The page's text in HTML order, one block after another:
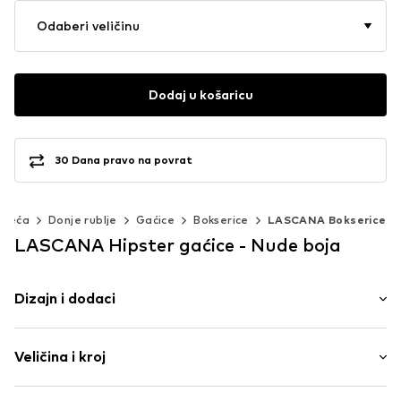
Odaberi veličinu
Dodaj u košaricu
30 Dana pravo na povrat
Donje rublje Gaćice Bokserice LASCANA Bokserice
LASCANA Hipster gaćice - Nude boja
Dizajn i dodaci
Jersey
Mekani grip
Veličina i kroj